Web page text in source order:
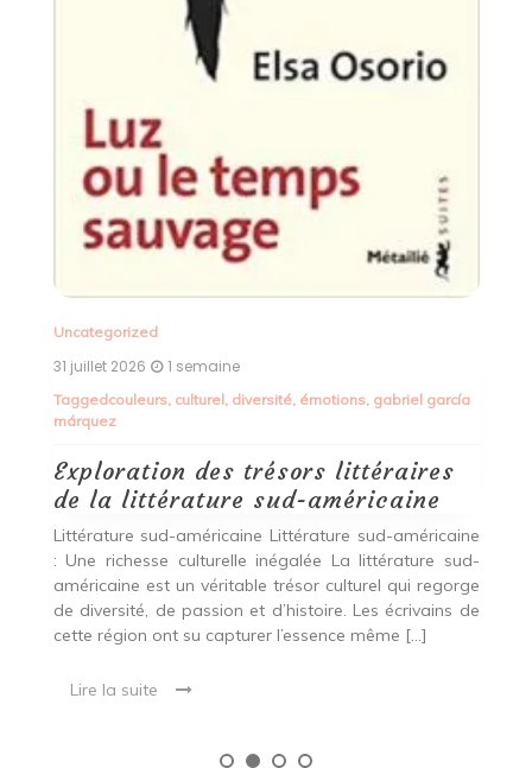
1 semaine
beauté des textes originaux,
guerre et paix
Exploration des Horizons : La
Richesse de la Littérature
Étrangère
Littérature étrangère : une fenêtre ouverte sur le
monde La littérature étrangère est un trésor culturel
qui nous permet de voyager à travers les mots et les
histoires des auteurs du monde entier. Chaque pays
Lire la suite